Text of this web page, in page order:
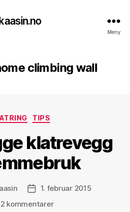
Meny
climbing wall
Kategorier
TIPS
klatrevegg
Publiseringsdato
1. februar 2015
2 kommentarertil